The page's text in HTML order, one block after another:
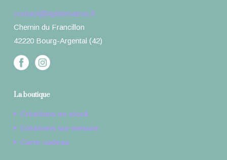
contact@laptitematrue.fr
Chemin du Francillon
42220 Bourg-Argental (42)
La boutique
Créations en stock
Créations sur-mesure
Carte cadeau